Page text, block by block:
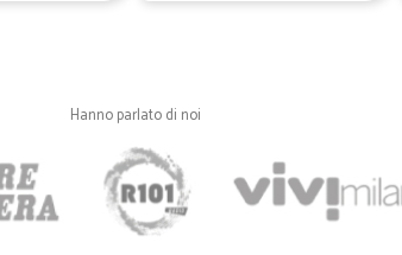
e protetti dagli urti, inoltre era
di articoli all'arrivo dei pacchi. I
irrisorie, veramente da
Hanno parlato di noi